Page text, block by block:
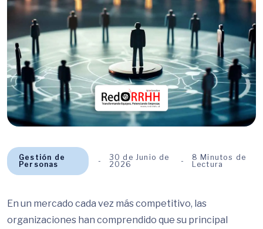
Gestión de
Personas
30 de Junio de
2026
8 Minutos de
Lectura
En un mercado cada vez más competitivo, las
organizaciones han comprendido que su principal